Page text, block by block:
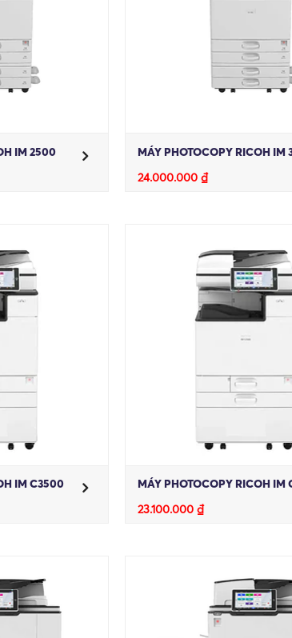
IM 2500
MÁY PHOTOCOPY RICOH IM
24.000.000 ₫
IM C3500
MÁY PHOTOCOPY RICOH IM
23.100.000 ₫